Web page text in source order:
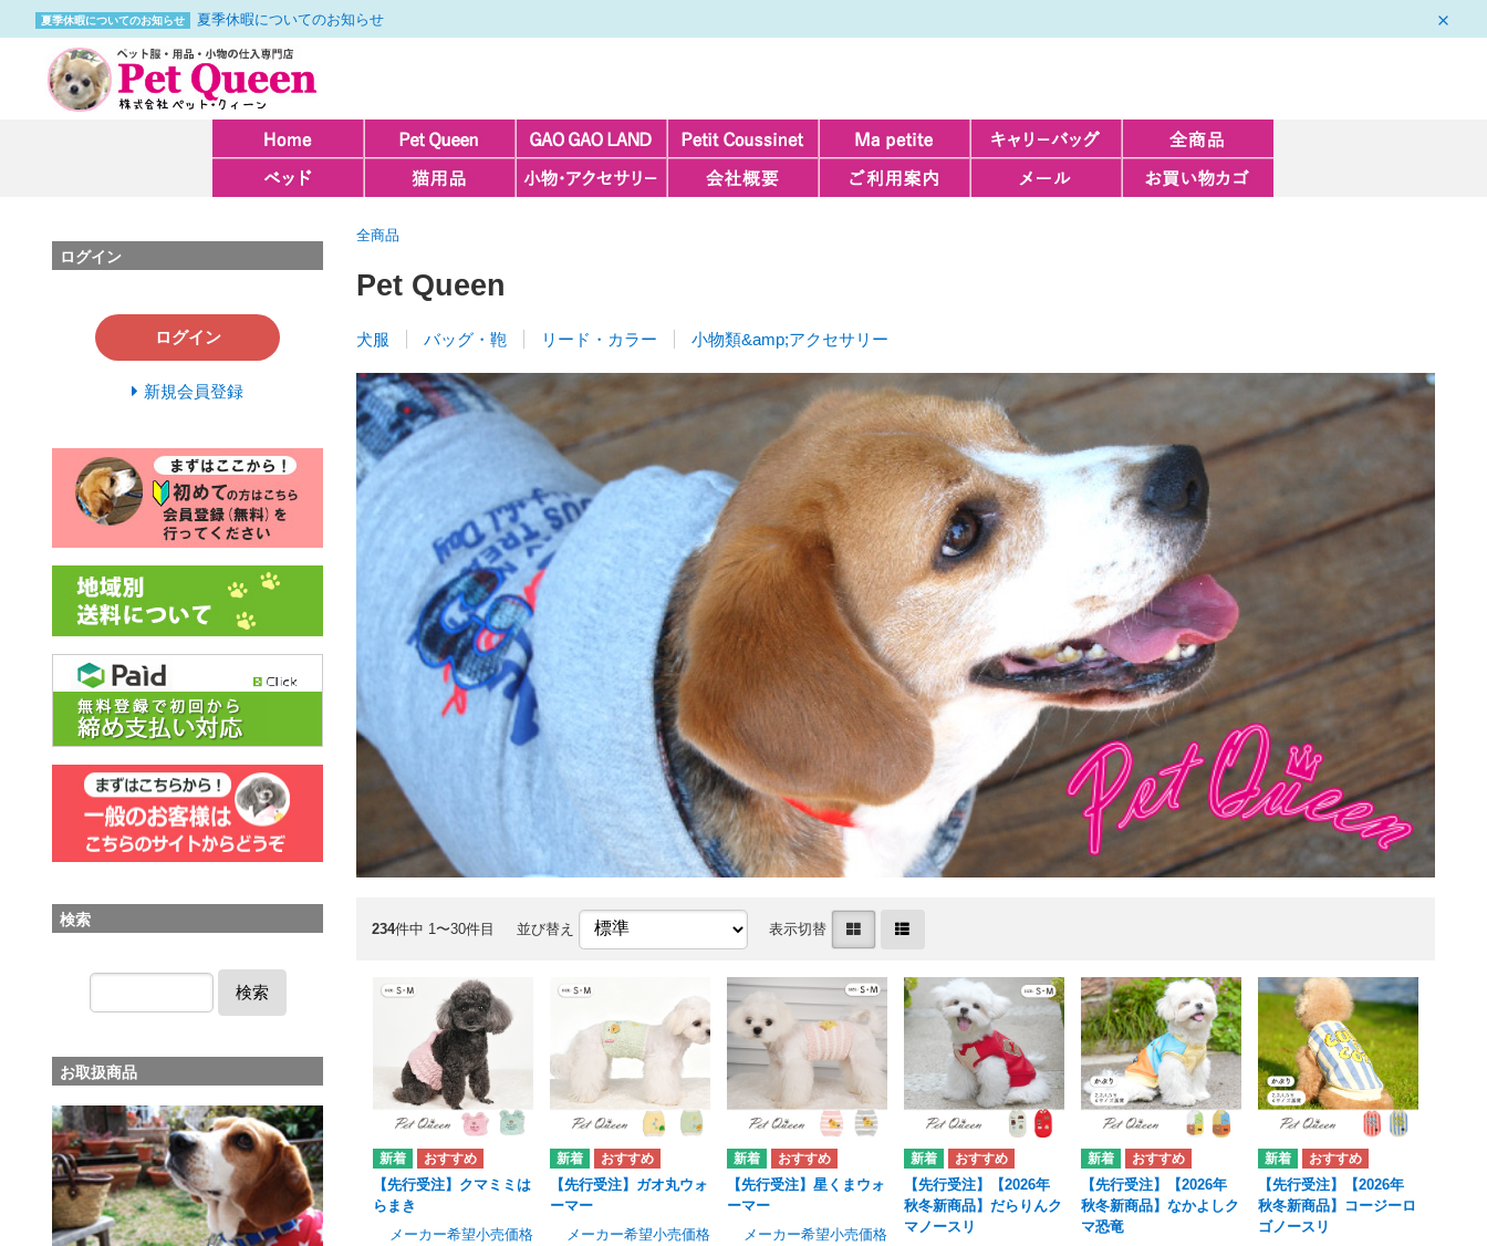
夏季休暇についてのお知らせ 夏季休暇についてのお知らせ
全商品
Pet Queen
犬服 バッグ・鞄 リード・カラー 小物類&amp;アクセサリー
234件中 1〜30件目 並び替え 表示切替
【先行受注】クマミミは
らまき
メーカー希望小売価格
【先行受注】ガオ丸ウォ
ーマー
メーカー希望小売価格
【先行受注】星くまウォ
ーマー
メーカー希望小売価格
【先行受注】【2026年
秋冬新商品】だらりんク
マノースリ
【先行受注】【2026年
秋冬新商品】なかよしク
マ恐竜
【先行受注】【2026年
秋冬新商品】コージーロ
ゴノースリ
ログイン
ログイン
新規会員登録
検索
検索
お取扱商品